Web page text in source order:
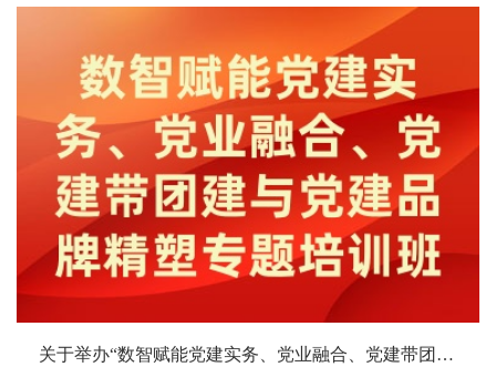
关于举办“数智赋能党建实务、党业融合、党建带团建与党建品牌精塑专题培训班”的通知